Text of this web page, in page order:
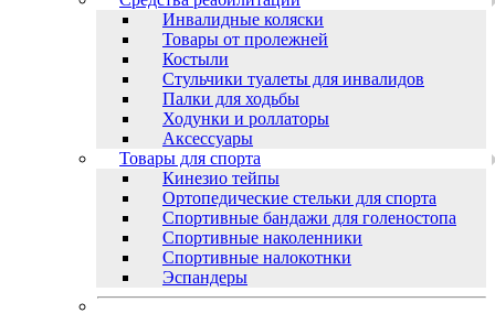
Инвалидные коляски
Товары от пролежней
Костыли
Стульчики туалеты для инвалидов
Палки для ходьбы
Ходунки и роллаторы
Аксессуары
Товары для спорта
Кинезио тейпы
Ортопедические стельки для спорта
Спортивные бандажи для голеностопа
Спортивные наколенники
Спортивные налокотнки
Эспандеры